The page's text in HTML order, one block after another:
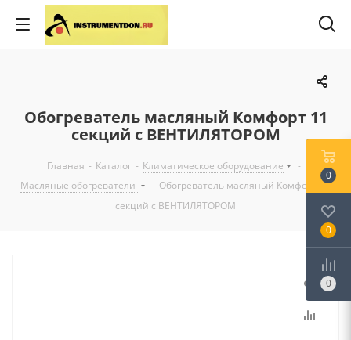
Обогреватель масляный Комфорт 11
секций с ВЕНТИЛЯТОРОМ
Главная - Каталог - Климатическое оборудование
-
Масляные обогреватели
- Обогреватель масляный Комфорт 11
секций с ВЕНТИЛЯТОРОМ
0
0
0